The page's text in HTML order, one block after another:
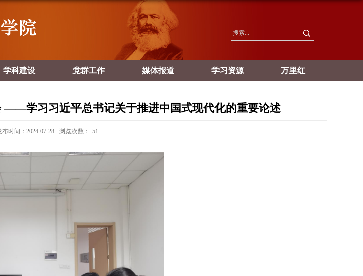
学科建设 党群工作 媒体报道 学习资源 万里红
——学习习近平总书记关于推进中国式现代化的重要论述
布时间：2024-07-28 浏览次数： 51